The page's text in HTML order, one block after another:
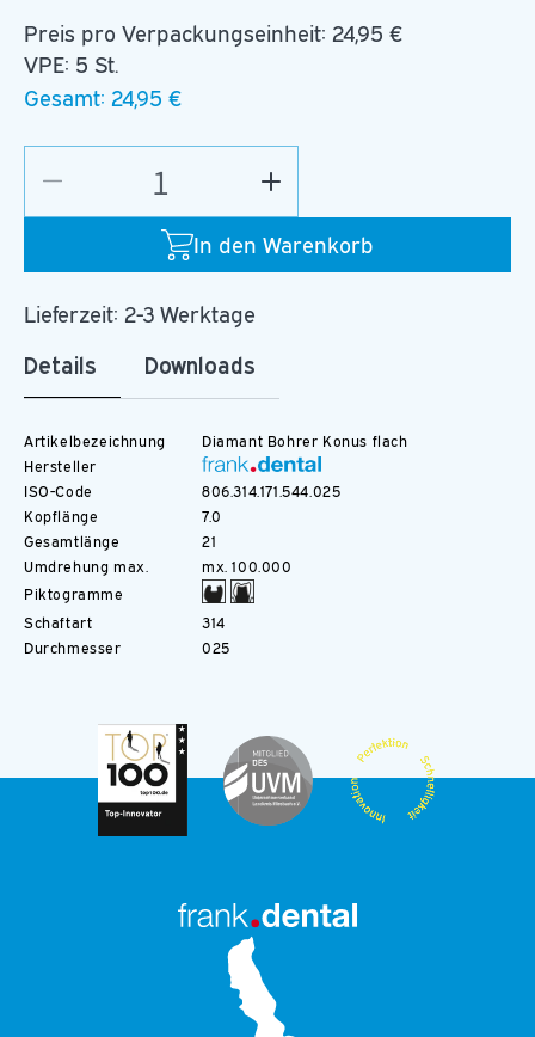
Preis pro Verpackungseinheit: 24,95 €
VPE: 5 St.
Gesamt: 24,95 €
In den Warenkorb
die
für
Erhöhe
die
Menge
für
Lieferzeit: 2-3 Werktage
Details
Downloads
Artikelbezeichnung
Diamant Bohrer Konus flach
Hersteller
ISO-Code
806.314.171.544.025
Kopflänge
7.0
Gesamtlänge
21
Umdrehung max.
mx. 100.000
Piktogramme
Schaftart
314
Durchmesser
025